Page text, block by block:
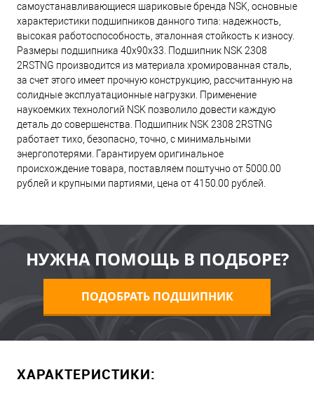
самоустанавливающиеся шариковые бренда NSK, основные
характеристики подшипников данного типа: надежность,
высокая работоспособность, эталонная стойкость к износу.
Размеры подшипника 40x90x33. Подшипник NSK 2308
2RSTNG производится из материала хромированная сталь,
за счет этого имеет прочную конструкцию, рассчитанную на
солидные эксплуатационные нагрузки. Применение
наукоемких технологий NSK позволило довести каждую
деталь до совершенства. Подшипник NSK 2308 2RSTNG
работает тихо, безопасно, точно, с минимальными
энергопотерями. Гарантируем оригинальное
происхождение товара, поставляем поштучно от 5000.00
рублей и крупными партиями, цена от 4150.00 рублей.
НУЖНА ПОМОЩЬ В ПОДБОРЕ?
ПОДОБРАТЬ ПОДШИПНИК
ХАРАКТЕРИСТИКИ: